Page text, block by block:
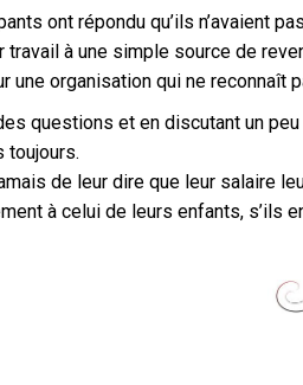
ont répondu qu’ils n’avaient
travail à une simple source de
une organisation qui ne reconnaît
questions et en discutant un
toujours.
de leur dire que leur salaire
à celui de leurs enfants, s’ils